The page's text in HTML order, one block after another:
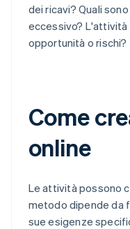
dei ricavi? Quali
eccessivo? L'attività
opportunità o rischi?
Come
online
Le attività possono
metodo dipende da
sue esigenze